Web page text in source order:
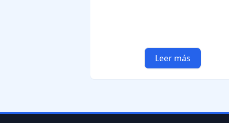
Leer más